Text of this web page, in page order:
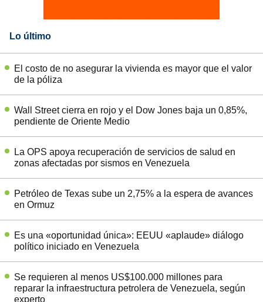
Lo último
El costo de no asegurar la vivienda es mayor que el valor
de la póliza
Wall Street cierra en rojo y el Dow Jones baja un 0,85%,
pendiente de Oriente Medio
La OPS apoya recuperación de servicios de salud en
zonas afectadas por sismos en Venezuela
Petróleo de Texas sube un 2,75% a la espera de avances
en Ormuz
Es una «oportunidad única»: EEUU «aplaude» diálogo
político iniciado en Venezuela
Se requieren al menos US$100.000 millones para
reparar la infraestructura petrolera de Venezuela, según
experto